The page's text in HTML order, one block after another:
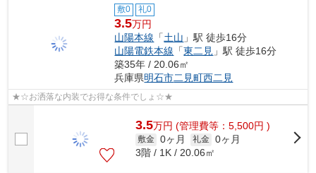
敷0 礼0
3.5万円
山陽本線 「土山 」駅 徒歩16分
山陽電鉄本線 「東二見 」駅 徒歩16分
築35年 / 20.06㎡
兵庫県明石市二見町西二見
★☆お洒落な内装でお得な条件でしょ☆★
3.5万円 (管理費等：5,500円 )
敷金 0ヶ月 礼金 0ヶ月
3階 / 1K / 20.06㎡